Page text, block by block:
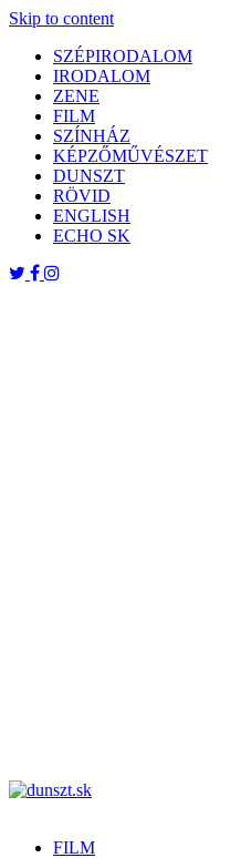
Skip to content
SZÉPIRODALOM
IRODALOM
ZENE
FILM
SZÍNHÁZ
KÉPZŐMŰVÉSZET
DUNSZT
RÖVID
ENGLISH
ECHO SK
FILM